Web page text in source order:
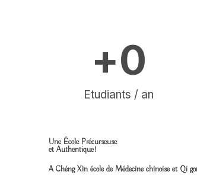
Etudiants / an
+0
Une École Précurseuse
et Authentique!
A Chéng Xìn école de Médecine chinoise et Qi